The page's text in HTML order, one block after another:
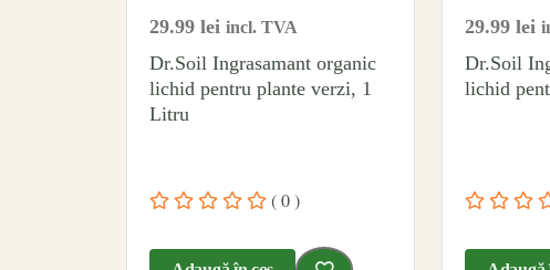
29.99 lei incl. TVA
Dr.Soil Ingrasamant organic
lichid pentru plante verzi, 1
Litru
( 0 )
29.99 lei
Dr.Soil
lichid